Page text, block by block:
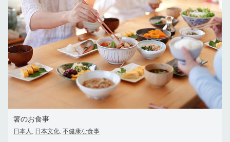
箸のお食事
日本人 , 日本文化, 不健康な食事